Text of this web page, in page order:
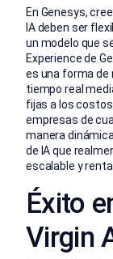
En Genesys,
IA deben ser
un modelo que
Experience de
es una forma de
tiempo real
fijas a los
empresas de
manera
de IA que
escalable y
Éxito
Virgin